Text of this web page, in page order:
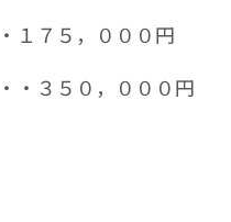
１７５，０００円
・３５０，０００円